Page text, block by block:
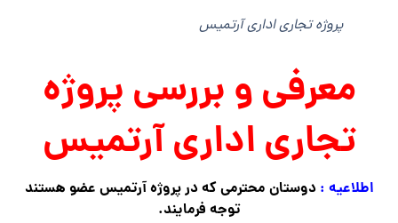
پروژه تجاری اداری آرتمیس
معرفی و بررسی پروژه
تجاری اداری آرتمیس
اطلاعیه : دوستان محترمی که در پروژه آرتمیس عضو هستند
توجه فرمایند.